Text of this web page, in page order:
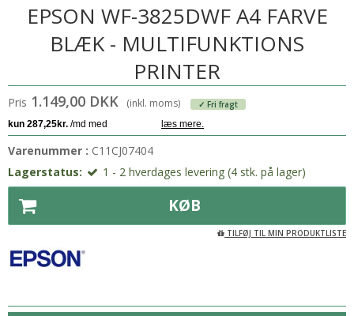
EPSON WF-3825DWF A4 FARVE
BLÆK - MULTIFUNKTIONS
PRINTER
Pris 1.149,00 DKK (inkl. moms) ✓ Fri fragt
Varenummer : C11CJ07404
Lagerstatus:
1 - 2 hverdages levering (4 stk. på lager)
KØB
TILFØJ TIL MIN PRODUKTLISTE